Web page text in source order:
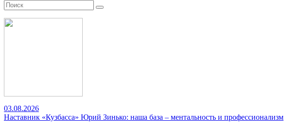
03.08.2026
Наставник «Кузбасса» Юрий Зинько: наша база – ментальность и профессионализм